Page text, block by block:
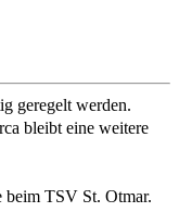
geregelt werden.
bleibt eine weitere
beim TSV St. Otmar.